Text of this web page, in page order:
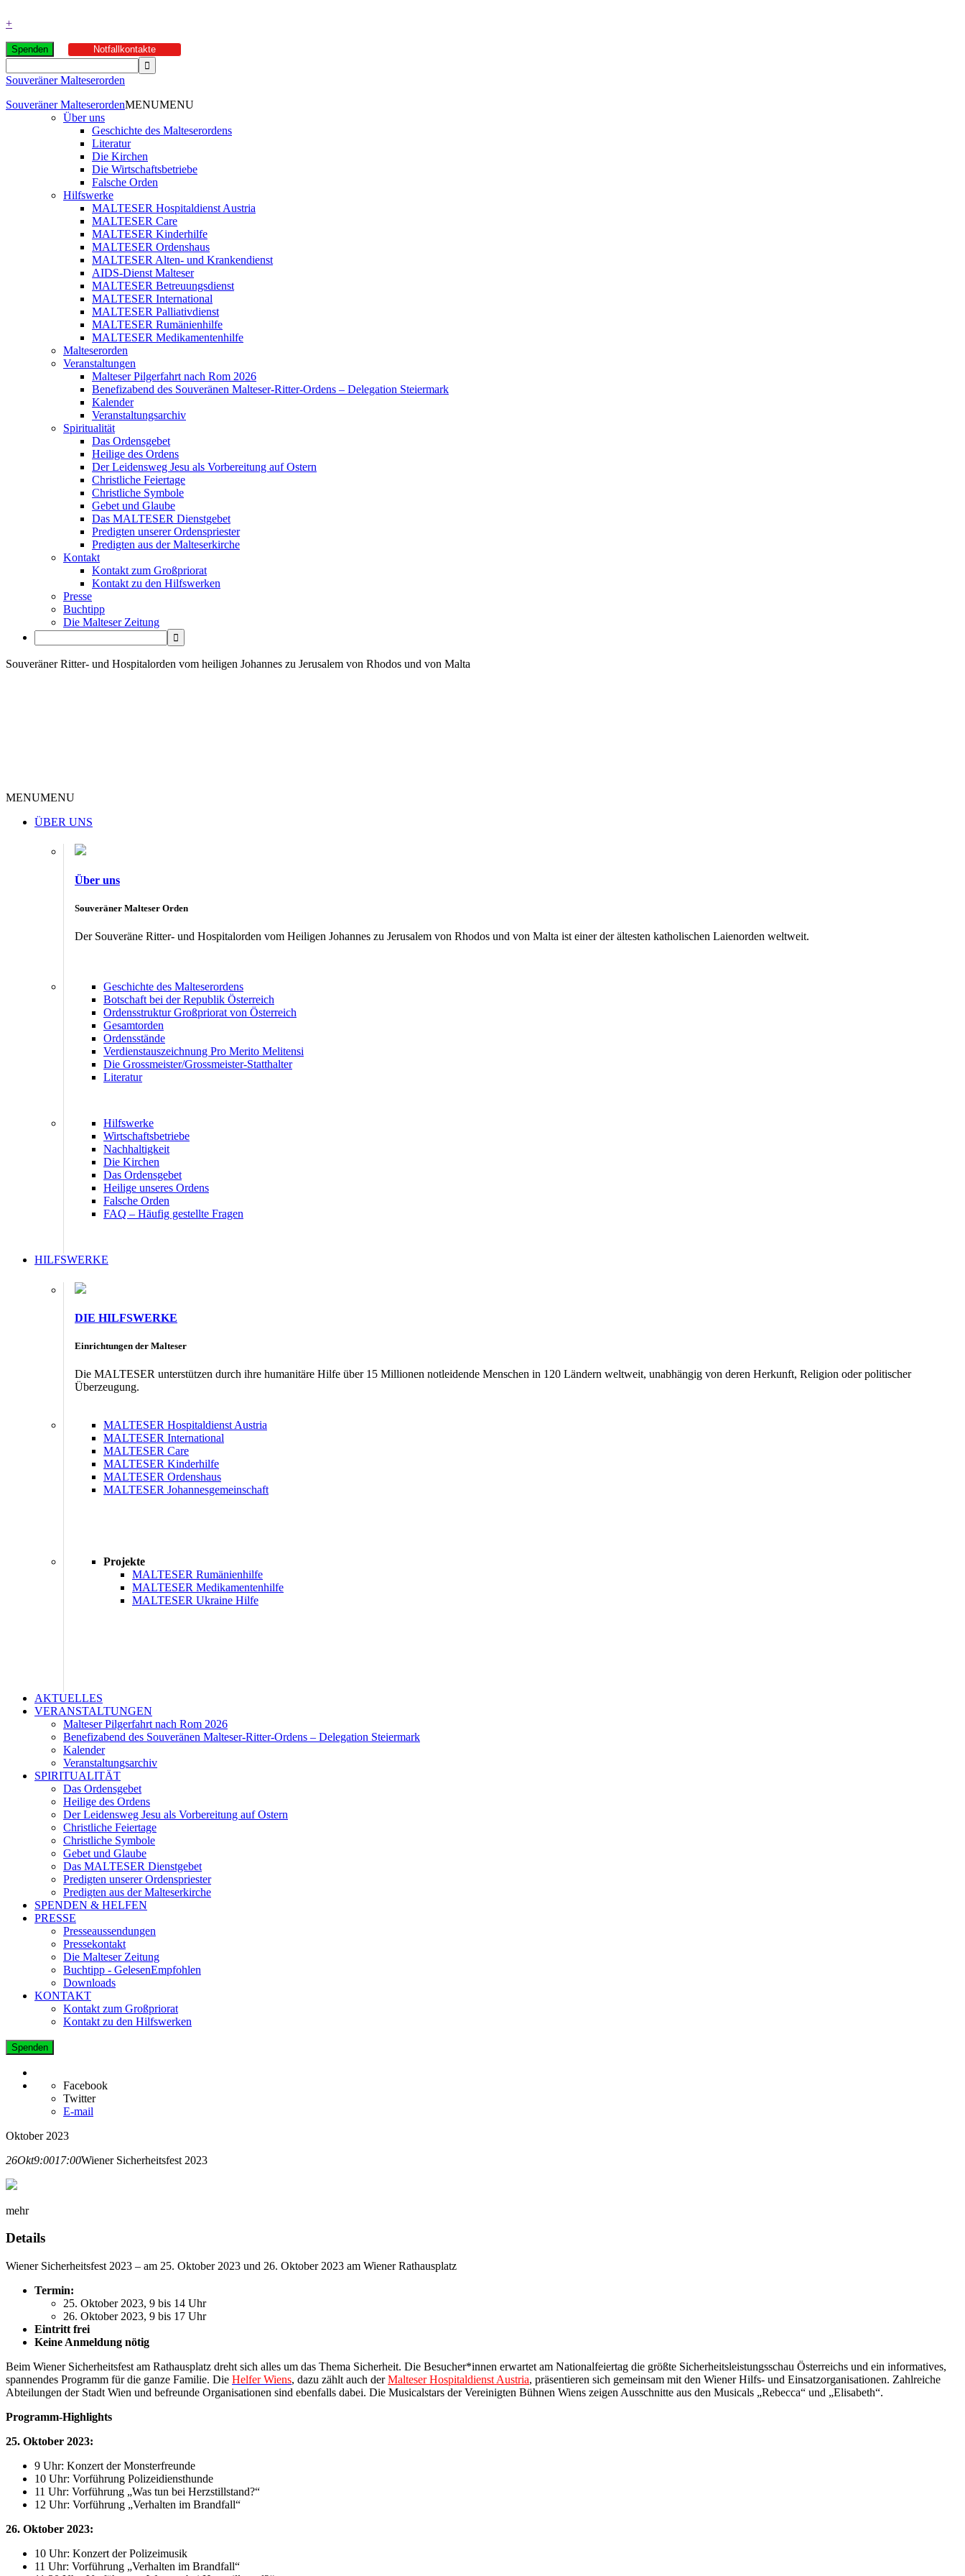
+
Spenden Notfallkontakte
Souveräner Malteserorden
Souveräner MalteserordenMENUMENU
Über uns
Geschichte des Malteserordens
Literatur
Die Kirchen
Die Wirtschaftsbetriebe
Falsche Orden
Hilfswerke
MALTESER Hospitaldienst Austria
MALTESER Care
MALTESER Kinderhilfe
MALTESER Ordenshaus
MALTESER Alten- und Krankendienst
AIDS-Dienst Malteser
MALTESER Betreuungsdienst
MALTESER International
MALTESER Palliativdienst
MALTESER Rumänienhilfe
MALTESER Medikamentenhilfe
Malteserorden
Veranstaltungen
Malteser Pilgerfahrt nach Rom 2026
Benefizabend des Souveränen Malteser-Ritter-Ordens – Delegation Steiermark
Kalender
Veranstaltungsarchiv
Spiritualität
Das Ordensgebet
Heilige des Ordens
Der Leidensweg Jesu als Vorbereitung auf Ostern
Christliche Feiertage
Christliche Symbole
Gebet und Glaube
Das MALTESER Dienstgebet
Predigten unserer Ordenspriester
Predigten aus der Malteserkirche
Kontakt
Kontakt zum Großpriorat
Kontakt zu den Hilfswerken
Presse
Buchtipp
Die Malteser Zeitung
Souveräner Ritter- und Hospitalorden vom heiligen Johannes zu Jerusalem von Rhodos und von Malta
MENUMENU
ÜBER UNS
Über uns
Souveräner Malteser Orden
Der Souveräne Ritter- und Hospitalorden vom Heiligen Johannes zu Jerusalem von Rhodos und von Malta ist einer der ältesten katholischen Laienorden weltweit.
Geschichte des Malteserordens
Botschaft bei der Republik Österreich
Ordensstruktur Großpriorat von Österreich
Gesamtorden
Ordensstände
Verdienstauszeichnung Pro Merito Melitensi
Die Grossmeister/Grossmeister-Statthalter
Literatur
Hilfswerke
Wirtschaftsbetriebe
Nachhaltigkeit
Die Kirchen
Das Ordensgebet
Heilige unseres Ordens
Falsche Orden
FAQ – Häufig gestellte Fragen
HILFSWERKE
DIE HILFSWERKE
Einrichtungen der Malteser
Die MALTESER unterstützen durch ihre humanitäre Hilfe über 15 Millionen notleidende Menschen in 120 Ländern weltweit, unabhängig von deren Herkunft, Religion oder politischer
Überzeugung.
MALTESER Hospitaldienst Austria
MALTESER International
MALTESER Care
MALTESER Kinderhilfe
MALTESER Ordenshaus
MALTESER Johannesgemeinschaft
Projekte
MALTESER Rumänienhilfe
MALTESER Medikamentenhilfe
MALTESER Ukraine Hilfe
AKTUELLES
VERANSTALTUNGEN
Malteser Pilgerfahrt nach Rom 2026
Benefizabend des Souveränen Malteser-Ritter-Ordens – Delegation Steiermark
Kalender
Veranstaltungsarchiv
SPIRITUALITÄT
Das Ordensgebet
Heilige des Ordens
Der Leidensweg Jesu als Vorbereitung auf Ostern
Christliche Feiertage
Christliche Symbole
Gebet und Glaube
Das MALTESER Dienstgebet
Predigten unserer Ordenspriester
Predigten aus der Malteserkirche
SPENDEN & HELFEN
PRESSE
Presseaussendungen
Pressekontakt
Die Malteser Zeitung
Buchtipp - GelesenEmpfohlen
Downloads
KONTAKT
Kontakt zum Großpriorat
Kontakt zu den Hilfswerken
Spenden
Facebook
Twitter
E-mail
Oktober 2023
26Okt9:0017:00Wiener Sicherheitsfest 2023
mehr
Details
Wiener Sicherheitsfest 2023 – am 25. Oktober 2023 und 26. Oktober 2023 am Wiener Rathausplatz
Termin:
25. Oktober 2023, 9 bis 14 Uhr
26. Oktober 2023, 9 bis 17 Uhr
Eintritt frei
Keine Anmeldung nötig
Beim Wiener Sicherheitsfest am Rathausplatz dreht sich alles um das Thema Sicherheit. Die Besucher*innen erwartet am Nationalfeiertag die größte Sicherheitsleistungsschau Österreichs und ein informatives,
spannendes Programm für die ganze Familie. Die Helfer Wiens, dazu zählt auch derMalteser Hospitaldienst Austria, präsentieren sich gemeinsam mit den Wiener Hilfs- und Einsatzorganisationen. Zahlreiche
Abteilungen der Stadt Wien und befreunde Organisationen sind ebenfalls dabei. Die Musicalstars der Vereinigten Bühnen Wiens zeigen Ausschnitte aus den Musicals „Rebecca“ und „Elisabeth“.
Programm-Highlights
25. Oktober 2023:
9 Uhr: Konzert der Monsterfreunde
10 Uhr: Vorführung Polizeidiensthunde
11 Uhr: Vorführung „Was tun bei Herzstillstand?“
12 Uhr: Vorführung „Verhalten im Brandfall“
26. Oktober 2023:
10 Uhr: Konzert der Polizeimusik
11 Uhr: Vorführung „Verhalten im Brandfall“